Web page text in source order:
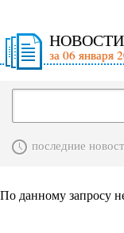
за 06 января
последние
По данному запросу